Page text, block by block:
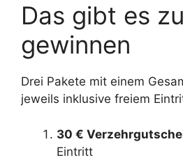
Das gibt es zu
gewinnen
Drei Pakete mit einem
jeweils inklusive freiem
30 €
Eintritt